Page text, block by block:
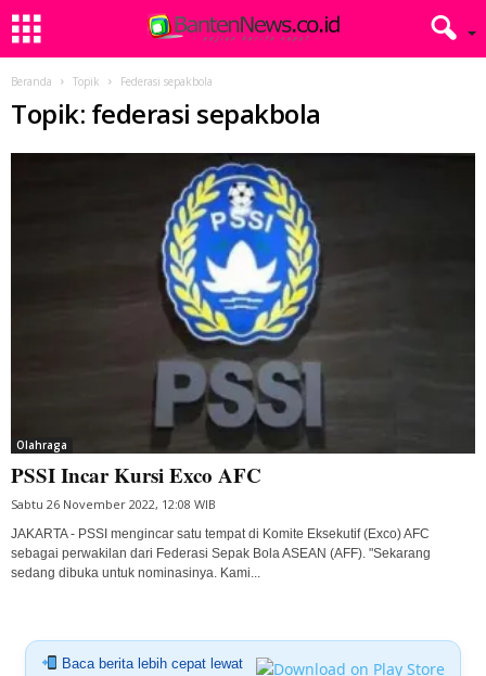
Beranda Topik Federasi sepakbola
Topik: federasi sepakbola
Olahraga
PSSI Incar Kursi Exco AFC
Sabtu 26 November 2022, 12:08 WIB
JAKARTA - PSSI mengincar satu tempat di Komite Eksekutif (Exco) AFC
sebagai perwakilan dari Federasi Sepak Bola ASEAN (AFF). "Sekarang
sedang dibuka untuk nominasinya. Kami...
Baca berita lebih cepat lewat